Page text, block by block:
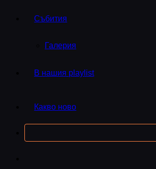
Събития
Галерия
В нашия playlist
Какво ново